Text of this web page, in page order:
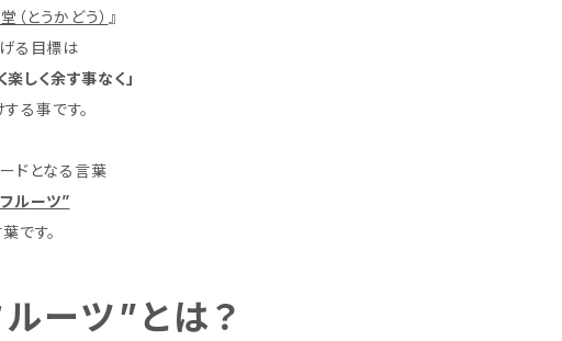
（とうかどう） 』
る目標は
しく余す事なく」
る事です。
ドとなる言葉
ルーツ”
です。
ーツ”とは？